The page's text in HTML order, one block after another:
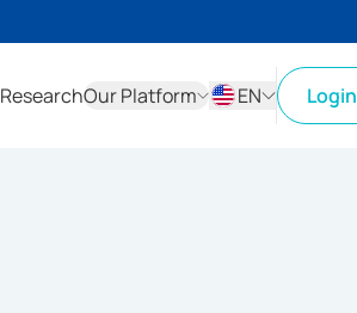
ResearchOur Platform
EN
Login